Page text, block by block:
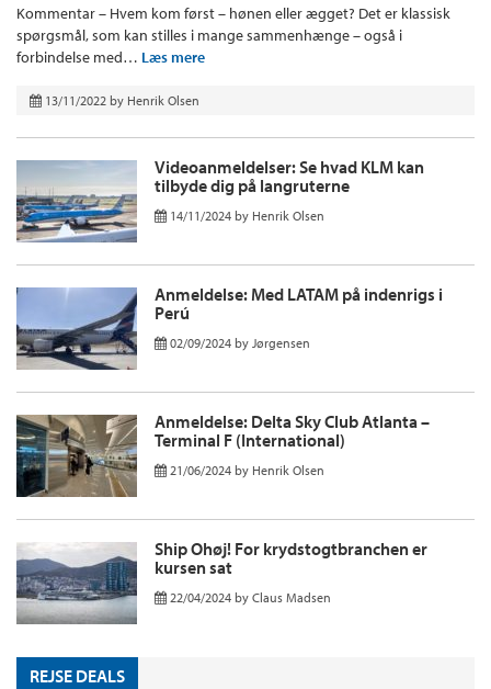
Kommentar – Hvem kom først – hønen eller ægget? Det er klassisk
spørgsmål, som kan stilles i mange sammenhænge – også i
forbindelse med… Læs mere
13/11/2022 by Henrik Olsen
Videoanmeldelser: Se hvad KLM kan
tilbyde dig på langruterne
14/11/2024 by Henrik Olsen
Anmeldelse: Med LATAM på indenrigs i
Perú
02/09/2024 by Jørgensen
Anmeldelse: Delta Sky Club Atlanta –
Terminal F (International)
21/06/2024 by Henrik Olsen
Ship Ohøj! For krydstogtbranchen er
kursen sat
22/04/2024 by Claus Madsen
REJSE DEALS